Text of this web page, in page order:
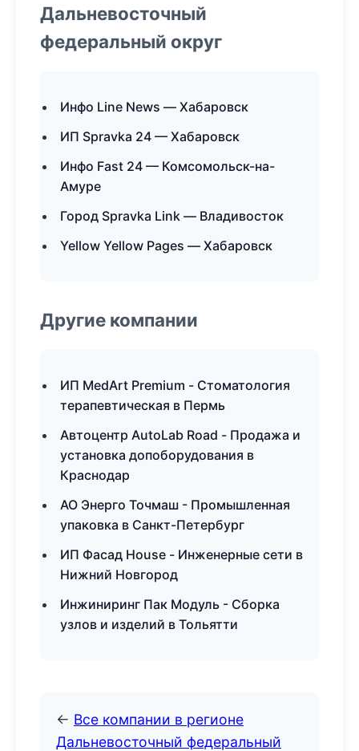
Дальневосточный
федеральный округ
Инфо Line News — Хабаровск
ИП Spravka 24 — Хабаровск
Инфо Fast 24 — Комсомольск-на-
Амуре
Город Spravka Link — Владивосток
Yellow Yellow Pages — Хабаровск
Другие компании
ИП MedArt Premium - Стоматология
терапевтическая в Пермь
Автоцентр AutoLab Road - Продажа и
установка допоборудования в
Краснодар
АО Энерго Точмаш - Промышленная
упаковка в Санкт-Петербург
ИП Фасад House - Инженерные сети в
Нижний Новгород
Инжиниринг Пак Модуль - Сборка
узлов и изделий в Тольятти
← Все компании в регионе
Дальневосточный федеральный